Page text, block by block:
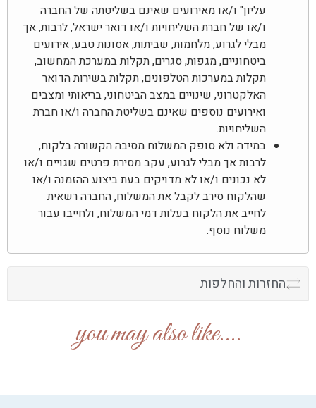
החזרות והחלפות
עליון" ו/או מאירועים שאינם בשליטתה של החברה
ו/או של חברת השליחויות ו/או דואר ישראל, לרבות, אך
מבלי לגרוע, מלחמות, שביתות, אסונות טבע, אירועים
ביטחוניים, מגפות, סגרים, תקלות במערכת המחשוב,
תקלות במערכות הטלפונים, תקלות בשירות הדואר
האלקטרוני, שינויים במצב הביטחוני, בריאותי ומצבים
ואירועים נוספים שאינם בשליטת החברה ו/או חברת
השליחויות.
במידה ולא סופק המשלוח מסיבה הקשורה בלקוח,
לרבות אך מבלי לגרוע, עקב מסירת פרטים שגויים ו/או
לא נכונים ו/או לא מדויקים בעת ביצוע ההזמנה ו/או
שהלקוח סירב לקבל את המשלוח, החברה רשאית
לחייב את הלקוח בעלות דמי המשלוח, ולחייבו עבור
משלוח נוסף.
....you may also like